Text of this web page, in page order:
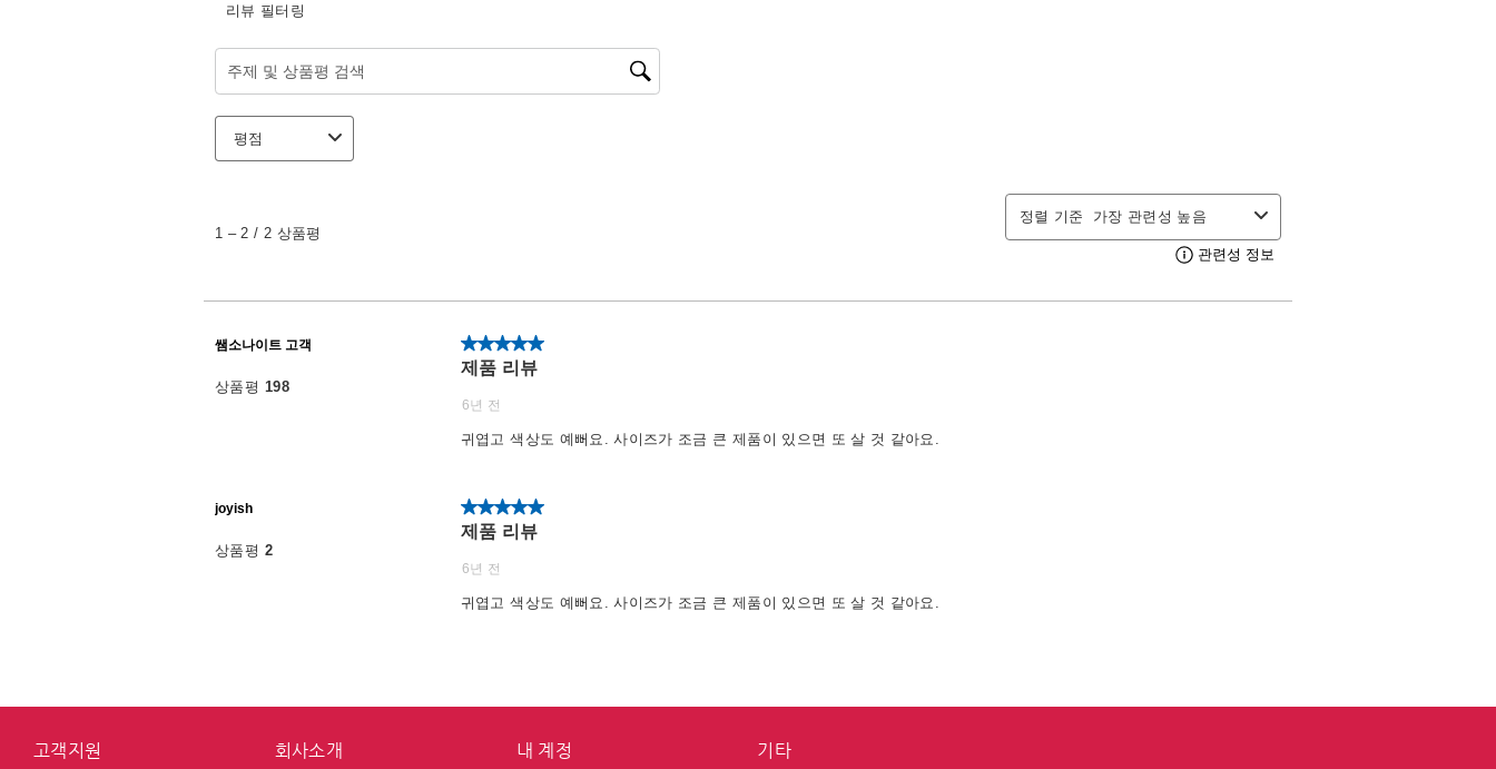
고객지원 회사소개 내 계정 기타